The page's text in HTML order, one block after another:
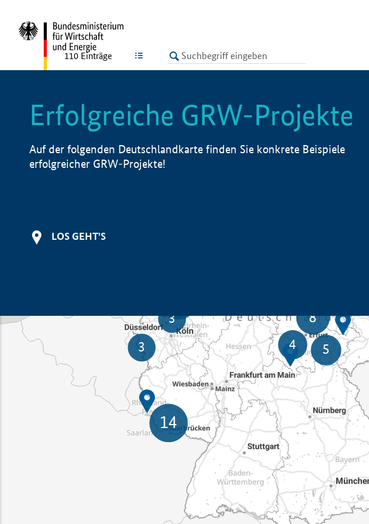
LISTE
110 Einträge
Erfolgreiche GRW-Projekte
Auf der folgenden Deutschlandkarte finden Sie konkrete Beispiele
erfolgreicher GRW-Projekte!
LOS GEHT'S